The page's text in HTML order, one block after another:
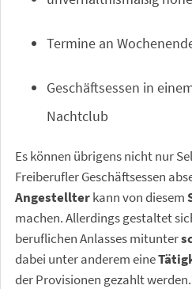
Termine an
Geschäftsessen in
Nachtclub
Es können übrigens nicht nur
Freiberufler Geschäftsessen
Angestellterkann von diesem
machen. Allerdings gestaltet
beruflichen Anlasses mitunter
dabei unter anderem eine
der Provisionen gezahlt werden.